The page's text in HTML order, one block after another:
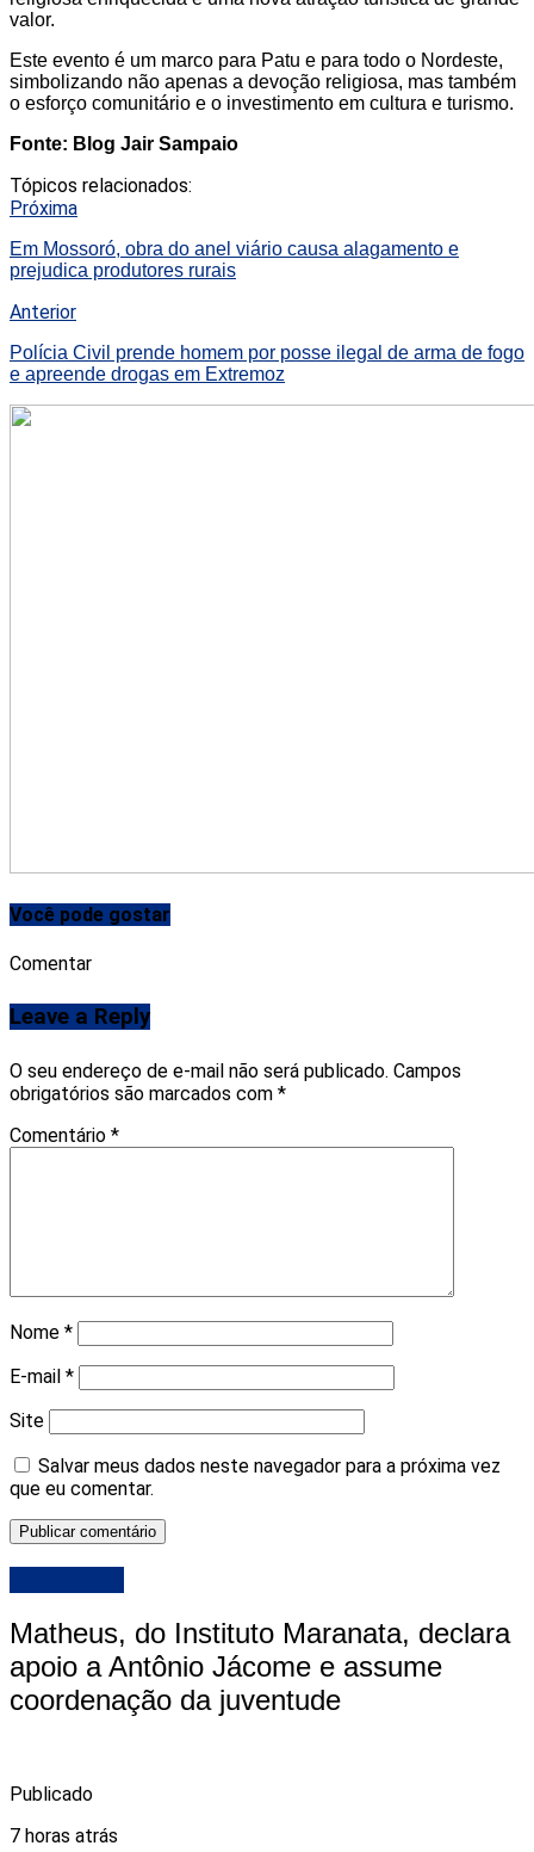
valor.
Este evento é um marco para Patu e para todo o Nordeste,
simbolizando não apenas a devoção religiosa, mas também
o esforço comunitário e o investimento em cultura e turismo.
Fonte: Blog Jair Sampaio
Tópicos relacionados:
Próxima
Em Mossoró, obra do anel viário causa alagamento e
prejudica produtores rurais
Anterior
Polícia Civil prende homem por posse ilegal de arma de fogo
e apreende drogas em Extremoz
Você pode gostar
Comentar
Leave a Reply
O seu endereço de e-mail não será publicado. Campos
obrigatórios são marcados com *
Comentário *
Nome *
E-mail *
Site
Salvar meus dados neste navegador para a próxima vez
que eu comentar.
Matheus, do Instituto Maranata, declara
apoio a Antônio Jácome e assume
coordenação da juventude
Publicado
7 horas atrás